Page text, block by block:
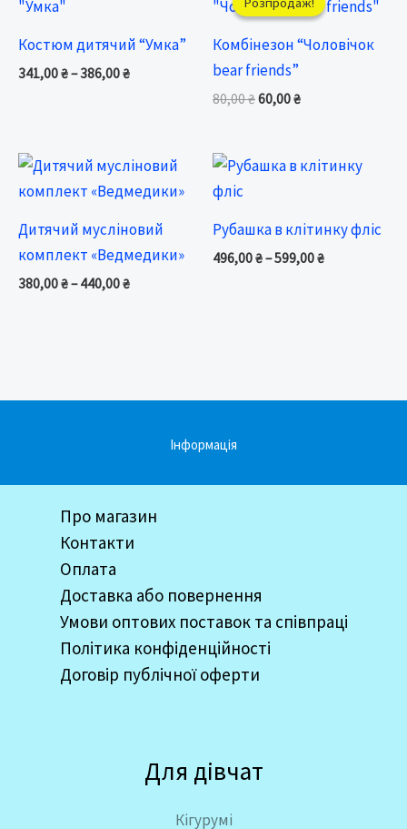
Костюм дитячий “Умка”
341,00₴–386,00₴
386,00 ₴
Комбінезон “Чоловічок
bear friends”
80,00₴
80,00 ₴.
60,00₴
60,00 ₴.
Дитячий мусліновий
комплект «Ведмедики»
380,00₴– 440,00₴
Price
380,00 ₴
440,00 ₴
Рубашка в клітинку фліс
496,00₴–599,00₴
Price
range:
599,00 ₴
Інформація
Про магазин
Контакти
Оплата
Доставка або повернення
Умови оптових поставок та співпраці
Політика конфіденційності
Договір публічної оферти
Для дівчат
Кігурумі